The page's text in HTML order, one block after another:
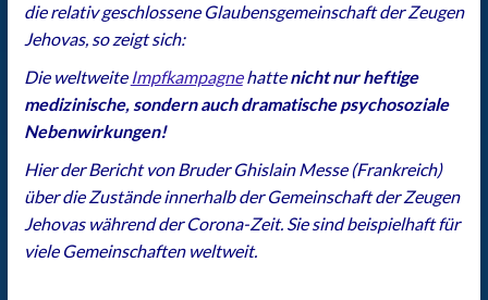
die relativ geschlossene Glaubensgemeinschaft der Zeugen
Jehovas, so zeigt sich:
Die weltweite Impfkampagnehattenicht nur heftige
medizinische, sondern auch dramatische psychosoziale
Nebenwirkungen!
Hier der Bericht von Bruder Ghislain Messe (Frankreich)
über die Zustände innerhalb der Gemeinschaft der Zeugen
Jehovas während der Corona-Zeit. Sie sind beispielhaft für
viele Gemeinschaften weltweit.